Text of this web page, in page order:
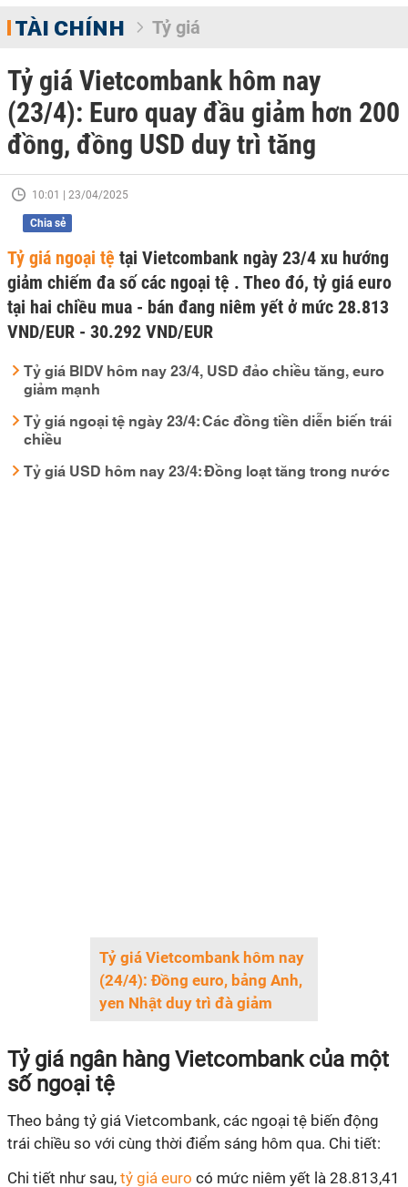
TÀI CHÍNH Tỷ giá
Tỷ giá Vietcombank hôm nay
(23/4): Euro quay đầu giảm hơn 200
đồng, đồng USD duy trì tăng
10:01 | 23/04/2025
Chia sẻ
Tỷ giá ngoại tệ tại Vietcombank ngày 23/4 xu hướng
giảm chiếm đa số các ngoại tệ . Theo đó, tỷ giá euro
tại hai chiều mua - bán đang niêm yết ở mức 28.813
VND/EUR - 30.292 VND/EUR
Tỷ giá BIDV hôm nay 23/4, USD đảo chiều tăng, euro
giảm mạnh
Tỷ giá ngoại tệ ngày 23/4: Các đồng tiền diễn biến trái
chiều
Tỷ giá USD hôm nay 23/4: Đồng loạt tăng trong nước
Tỷ giá Vietcombank hôm nay
(24/4): Đồng euro, bảng Anh,
yen Nhật duy trì đà giảm
Tỷ giá ngân hàng Vietcombank của một
số ngoại tệ
Theo bảng tỷ giá Vietcombank, các ngoại tệ biến động
trái chiều so với cùng thời điểm sáng hôm qua. Chi tiết:
Chi tiết như sau, tỷ giá euro có mức niêm yết là 28.813,41